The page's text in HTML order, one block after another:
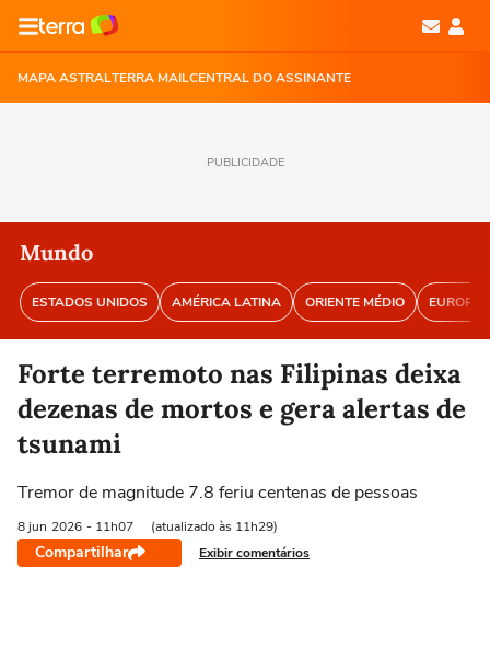
MAPA ASTRALTERRA MAILCENTRAL DO ASSINANTE
PUBLICIDADE
Mundo
ESTADOS UNIDOS AMÉRICA LATINA ORIENTE MÉDIO EUROPA
Forte terremoto nas Filipinas deixa
dezenas de mortos e gera alertas de
tsunami
Tremor de magnitude 7.8 feriu centenas de pessoas
8 jun 2026 - 11h07 (atualizado às 11h29)
Compartilhar Exibir comentários